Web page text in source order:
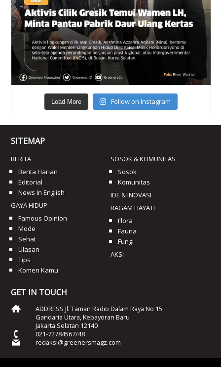
Load More Follow on Instagram
SITEMAP
BERITA
Berita Harian
Editorial
News In English
GAYA HIDUP
Famous Opinion
Mode
Sehat
Ulasan
Tips
Komen Kamu
SOSOK & KOMUNITAS
Sosok
Komunitas
IDE & INOVASI
RAGAM HAYATI
Flora
Fauna
Fungi
AKSI
GET IN TOUCH
ADDRESS Jl. Taman Radio Dalam Raya No 15
Gandaria Utara, Kebayoran Baru
Jakarta Selatan 12140
021-72784567/48
redaksi@greenersmagz.com